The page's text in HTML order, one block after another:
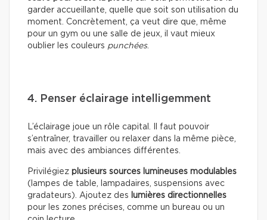
garder accueillante, quelle que soit son utilisation du
moment. Concrètement, ça veut dire que, même
pour un gym ou une salle de jeux, il vaut mieux
oublier les couleurs punchées.
4. Penser éclairage intelligemment
L’éclairage joue un rôle capital. Il faut pouvoir
s’entraîner, travailler ou relaxer dans la même pièce,
mais avec des ambiances différentes.
Privilégiez plusieurs sources lumineuses modulables
(lampes de table, lampadaires, suspensions avec
gradateurs). Ajoutez des lumières directionnelles
pour les zones précises, comme un bureau ou un